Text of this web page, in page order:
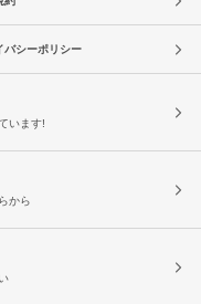
バシーポリシー
います!
から